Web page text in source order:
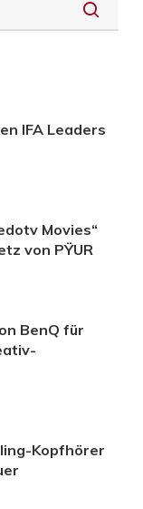
IFA Leaders
Movies“
von PŸUR
BenQ für
Kopfhörer